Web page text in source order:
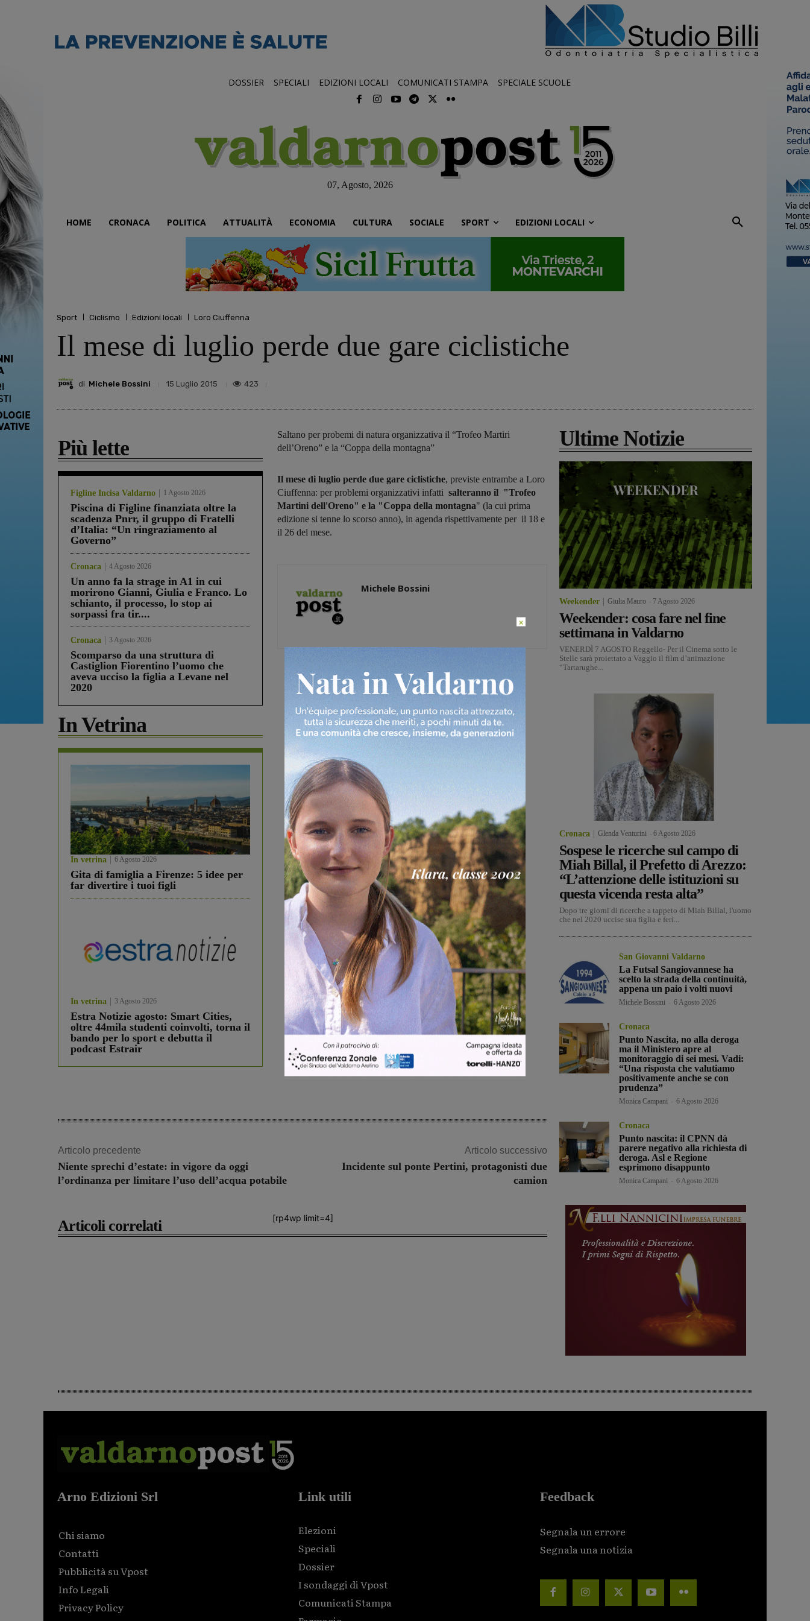
DOSSIER SPECIALI EDIZIONI LOCALI COMUNICATI STAMPA SPECIALE SCUOLE
07, Agosto, 2026
HOME CRONACA POLITICA ATTUALITÀ ECONOMIA CULTURA SOCIALE SPORT EDIZIONI LOCALI
Sport Ciclismo Edizioni locali Loro Ciuffenna
Il mese di luglio perde due gare ciclistiche
di Michele Bossini 15 Luglio 2015 423
Più lette
Figline Incisa Valdarno 1 Agosto 2026
Piscina di Figline finanziata oltre la
scadenza Pnrr, il gruppo di Fratelli
d’Italia: “Un ringraziamento al
Governo”
Cronaca 4 Agosto 2026
Un anno fa la strage in A1 in cui
morirono Gianni, Giulia e Franco. Lo
schianto, il processo, lo stop ai
sorpassi fra tir....
Cronaca 3 Agosto 2026
Scomparso da una struttura di
Castiglion Fiorentino l’uomo che
aveva ucciso la figlia a Levane nel
2020
In Vetrina
In vetrina 6 Agosto 2026
Gita di famiglia a Firenze: 5 idee per
far divertire i tuoi figli
In vetrina 3 Agosto 2026
Estra Notizie agosto: Smart Cities,
oltre 44mila studenti coinvolti, torna il
bando per lo sport e debutta il
podcast Estrair
Saltano per probemi di natura organizzativa il “Trofeo Martiri
dell’Oreno” e la “Coppa della montagna”
Il mese di luglio perde due gare ciclistiche, previste entrambe a Loro
Ciuffenna: per problemi organizzativi infatti salteranno il "Trofeo
Martini dell'Oreno" e la "Coppa della montagna" (la cui prima
edizione si tenne lo scorso anno), in agenda rispettivamente per il 18 e
il 26 del mese.
Michele Bossini
Share
Articolo precedente
Niente sprechi d’estate: in vigore da oggi
l’ordinanza per limitare l’uso dell’acqua potabile
Articolo successivo
Incidente sul ponte Pertini, protagonisti due
camion
[rp4wp limit=4]
Articoli correlati
Ultime Notizie
Weekender Giulia Mauro 7 Agosto 2026
Weekender: cosa fare nel fine
settimana in Valdarno
VENERDÌ 7 AGOSTO Reggello- Per il Cinema sotto le
Stelle sarà proiettato a Vaggio il film d’animazione
“Tartarughe...
Cronaca Glenda Venturini 6 Agosto 2026
Sospese le ricerche sul campo di
Miah Billal, il Prefetto di Arezzo:
“L’attenzione delle istituzioni su
questa vicenda resta alta”
Dopo tre giorni di ricerche a tappeto di Miah Billal, l'uomo
che nel 2020 uccise sua figlia e ferì...
San Giovanni Valdarno
La Futsal Sangiovannese ha
scelto la strada della continuità,
appena un paio i volti nuovi
Michele Bossini 6 Agosto 2026
Cronaca
Punto Nascita, no alla deroga
ma il Ministero apre al
monitoraggio di sei mesi. Vadi:
“Una risposta che valutiamo
positivamente anche se con
prudenza”
Monica Campani 6 Agosto 2026
Cronaca
Punto nascita: il CPNN dà
parere negativo alla richiesta di
deroga. Asl e Regione
esprimono disappunto
Monica Campani 6 Agosto 2026
Arno Edizioni Srl
Chi siamo
Contatti
Pubblicità su Vpost
Info Legali
Privacy Policy
Link utili
Elezioni
Speciali
Dossier
I sondaggi di Vpost
Comunicati Stampa
Feedback
Segnala un errore
Segnala una notizia
×